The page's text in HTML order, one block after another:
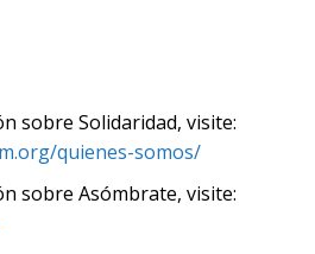
sobre Solidaridad, visite:
quienes-somos/
sobre Asómbrate, visite: